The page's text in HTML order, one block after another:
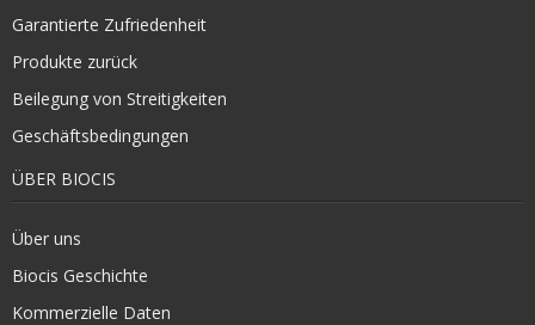
Garantierte Zufriedenheit
Produkte zurück
Beilegung von Streitigkeiten
Geschäftsbedingungen
ÜBER BIOCIS
Über uns
Biocis Geschichte
Kommerzielle Daten